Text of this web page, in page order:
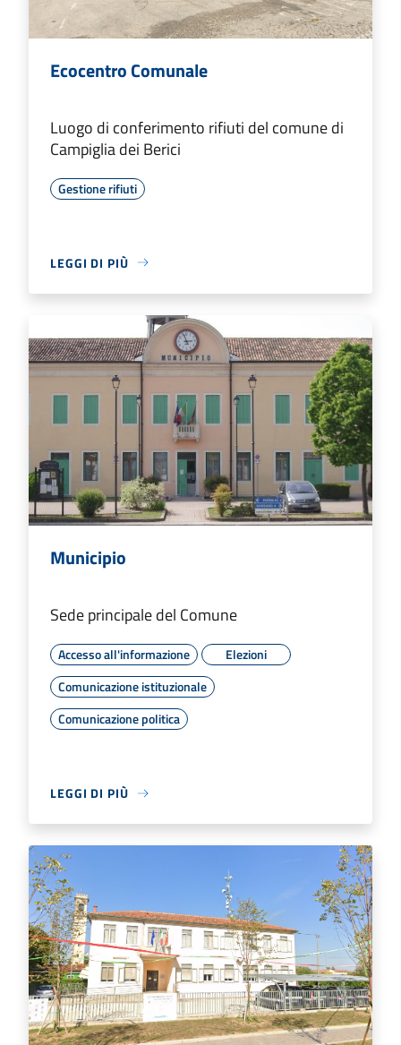
Ecocentro Comunale
Luogo di conferimento rifiuti del comune di
Campiglia dei Berici
Gestione rifiuti
LEGGI DI PIÙ
Municipio
Sede principale del Comune
Accesso all'informazione
Elezioni
Comunicazione istituzionale
Comunicazione politica
LEGGI DI PIÙ